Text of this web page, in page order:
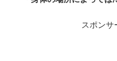
スポンサ